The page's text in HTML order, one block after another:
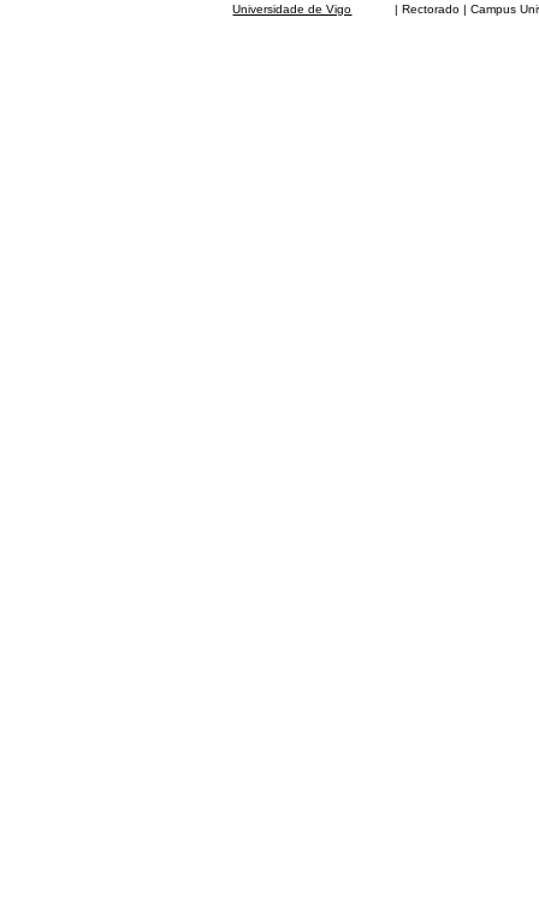
Universidade de Vigo | Rectorado | Campus